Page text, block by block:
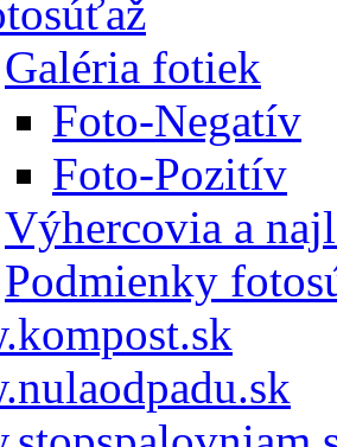
Galéria fotiek
Foto-Negatív
Foto-Pozitív
Výhercovia a
Podmienky